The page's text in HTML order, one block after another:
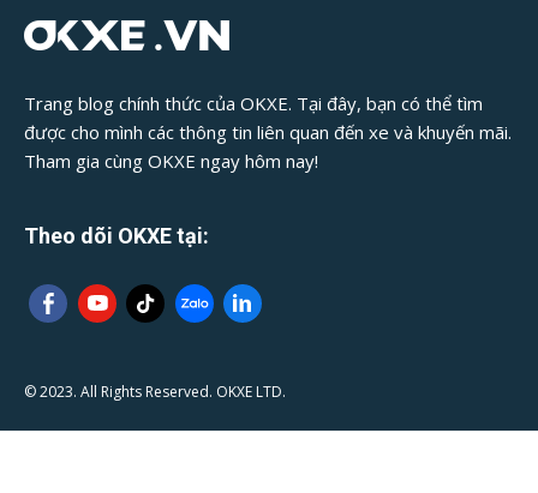
Trang blog chính thức của OKXE. Tại đây, bạn có thể tìm
được cho mình các thông tin liên quan đến xe và khuyến mãi.
Tham gia cùng OKXE ngay hôm nay!
Theo dõi OKXE tại:
© 2023. All Rights Reserved. OKXE LTD.